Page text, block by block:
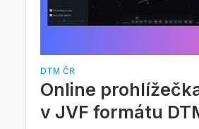
DTM ČR
Online
v JVF formátu